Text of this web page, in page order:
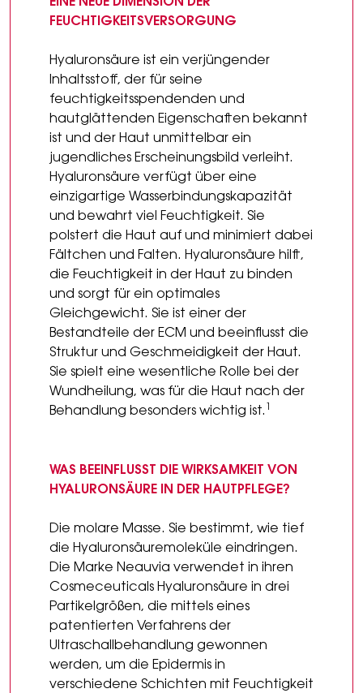
EINE NEUE DIMENSION DER
FEUCHTIGKEITSVERSORGUNG
Hyaluronsäure ist ein verjüngender
Inhaltsstoff, der für seine
feuchtigkeitsspendenden und
hautglättenden Eigenschaften bekannt
ist und der Haut unmittelbar ein
jugendliches Erscheinungsbild verleiht.
Hyaluronsäure verfügt über eine
einzigartige Wasserbindungskapazität
und bewahrt viel Feuchtigkeit. Sie
polstert die Haut auf und minimiert dabei
Fältchen und Falten. Hyaluronsäure hilft,
die Feuchtigkeit in der Haut zu binden
und sorgt für ein optimales
Gleichgewicht. Sie ist einer der
Bestandteile der ECM und beeinflusst die
Struktur und Geschmeidigkeit der Haut.
Sie spielt eine wesentliche Rolle bei der
Wundheilung, was für die Haut nach der
Behandlung besonders wichtig ist.
WAS BEEINFLUSST DIE WIRKSAMKEIT VON
HYALURONSÄURE IN DER HAUTPFLEGE?
Die molare Masse. Sie bestimmt, wie tief
die Hyaluronsäuremoleküle eindringen.
Die Marke Neauvia verwendet in ihren
Cosmeceuticals Hyaluronsäure in drei
Partikelgrößen, die mittels eines
patentierten Verfahrens der
Ultraschallbehandlung gewonnen
werden, um die Epidermis in
verschiedene Schichten mit Feuchtigkeit